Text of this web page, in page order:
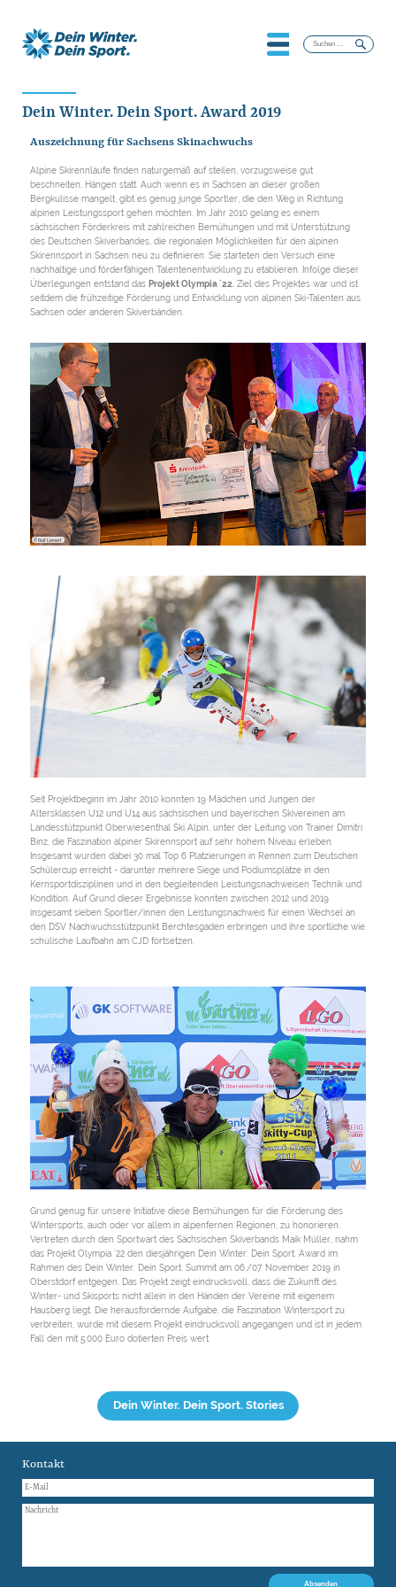
Suchen
nach:
Dein Winter. Dein Sport. Award 2019
Auszeichnung für Sachsens Skinachwuchs
Alpine Skirennläufe finden naturgemäß auf steilen, vorzugsweise gut
beschneiten, Hängen statt. Auch wenn es in Sachsen an dieser großen
Bergkulisse mangelt, gibt es genug junge Sportler, die den Weg in Richtung
alpinen Leistungssport gehen möchten. Im Jahr 2010 gelang es einem
sächsischen Förderkreis mit zahlreichen Bemühungen und mit Unterstützung
des Deutschen Skiverbandes, die regionalen Möglichkeiten für den alpinen
Skirennsport in Sachsen neu zu definieren. Sie starteten den Versuch eine
nachhaltige und förderfähigen Talentenentwicklung zu etablieren. Infolge dieser
Überlegungen entstand das Projekt Olympia ´22. Ziel des Projektes war und ist
seitdem die frühzeitige Förderung und Entwicklung von alpinen Ski-Talenten aus
Sachsen oder anderen Skiverbänden.
© Ralf Lienert
Seit Projektbeginn im Jahr 2010 konnten 19 Mädchen und Jungen der
Altersklassen U12 und U14 aus sächsischen und bayerischen Skivereinen am
Landesstützpunkt Oberwiesenthal Ski Alpin, unter der Leitung von Trainer Dimitri
Binz, die Faszination alpiner Skirennsport auf sehr hohem Niveau erleben.
Insgesamt wurden dabei 30 mal Top 6 Platzierungen in Rennen zum Deutschen
Schülercup erreicht - darunter mehrere Siege und Podiumsplätze in den
Kernsportdisziplinen und in den begleitenden Leistungsnachweisen Technik und
Kondition. Auf Grund dieser Ergebnisse konnten zwischen 2012 und 2019
insgesamt sieben Sportler/innen den Leistungsnachweis für einen Wechsel an
den DSV Nachwuchsstützpunkt Berchtesgaden erbringen und ihre sportliche wie
schulische Laufbahn am CJD fortsetzen.
Grund genug für unsere Initiative diese Bemühungen für die Förderung des
Wintersports, auch oder vor allem in alpenfernen Regionen, zu honorieren.
Vertreten durch den Sportwart des Sächsischen Skiverbands Maik Müller, nahm
das Projekt Olympia ´22 den diesjährigen Dein Winter. Dein Sport. Award im
Rahmen des Dein Winter. Dein Sport. Summit am 06./07. November 2019 in
Oberstdorf entgegen. Das Projekt zeigt eindrucksvoll, dass die Zukunft des
Winter- und Skisports nicht allein in den Händen der Vereine mit eigenem
Hausberg liegt. Die herausfordernde Aufgabe, die Faszination Wintersport zu
verbreiten, wurde mit diesem Projekt eindrucksvoll angegangen und ist in jedem
Fall den mit 5.000 Euro dotierten Preis wert.
Dein Winter. Dein Sport. Stories
Kontakt